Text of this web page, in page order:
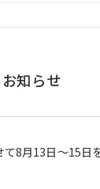
お知らせ
8月13日〜15日